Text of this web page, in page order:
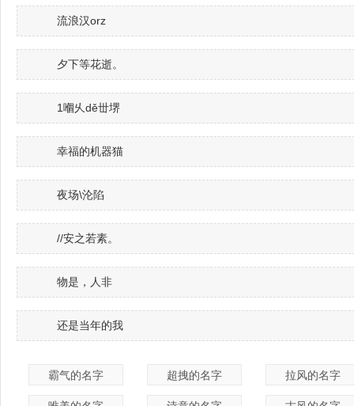
流浪汉orz
夕下等花逝。
1嗰乆dě丗堺
幸福的机器猫
夜场\沦陷
//安之若素。
物是，人非
还是当年的我
霸气的名字 超拽的名字 拉风的名字